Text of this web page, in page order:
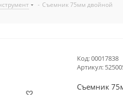
- Съемник 75мм двойной
Код:00017838
Артикул:
Съемник